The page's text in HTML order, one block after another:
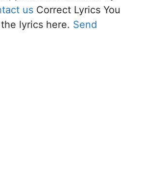
us Correct Lyrics You
lyrics here. Send